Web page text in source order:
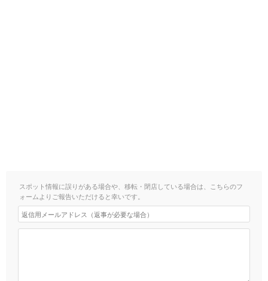
スポット情報に誤りがある場合や、移転・閉店している場合は、こちらのフ
ォームよりご報告いただけると幸いです。